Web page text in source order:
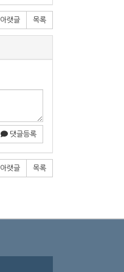
아랫글 목록
댓글등록
아랫글 목록